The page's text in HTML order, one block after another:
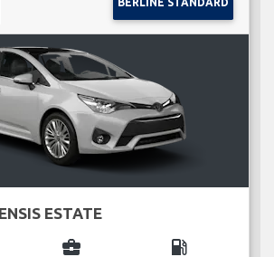
ESTATE
business_center local_gas_station